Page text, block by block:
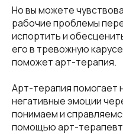
Но вы можете
рабочие проблемы
испортить и
его в тревожную
поможет арт-терапия.
Арт-терапия помогает
негативные эмоции
понимаем и
помощью арт-